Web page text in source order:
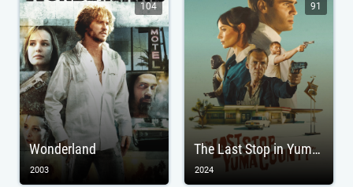
Wonderland
104
2003
The Last Stop in Yuma County
91
2024